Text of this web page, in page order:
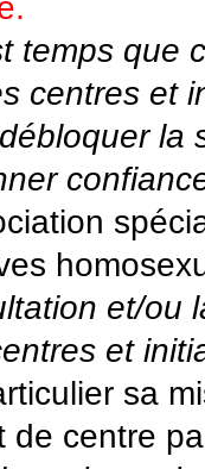
temps que
centres et
la
et/ou
et
sa
de centre